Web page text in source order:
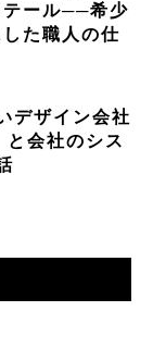
テール──希少
た職人の仕
デザイン会社
会社のシス